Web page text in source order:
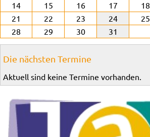
14
15 16 17 18
21
22 23 24 25
28
29 30 31
Die nächsten Termine
Aktuell sind keine Termine vorhanden.